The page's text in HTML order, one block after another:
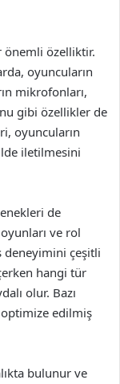
özelliktir.
oyuncuların
mikrofonları,
gibi özellikler de
oyuncuların
iletilmesini
de
ve rol
deneyimini çeşitli
hangi tür
olur. Bazı
edilmiş
bulunur ve